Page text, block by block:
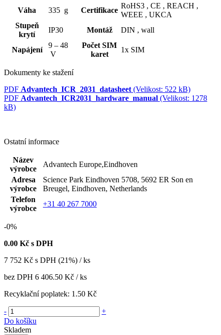
Váha 335 g Certifikace
RoHS3 , CE , REACH ,
WEEE , UKCA
Stupeň
krytí
IP30 Montáž DIN , wall
Napájení
9 – 48
V
Počet SIM
karet
1x SIM
Dokumenty ke stažení
PDF Advantech_ICR_2031_datasheet (Velikost: 522 kB)
PDF Advantech_ICR2031_hardware_manual (Velikost: 1278
kB)
Ostatní informace
Název
výrobce
Advantech Europe,Eindhoven
Adresa
výrobce
Science Park Eindhoven 5708, 5692 ER Son en
Breugel, Eindhoven, Netherlands
Telefon
výrobce
+31 40 267 7000
-0%
0.00 Kč s DPH
7 752 Kč s DPH (21%) / ks
bez DPH 6 406.50 Kč / ks
Recyklační poplatek: 1.50 Kč
-
+
Do košíku
Skladem